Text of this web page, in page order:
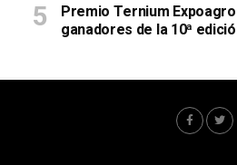
Premio Ternium
ganadores de la 10ª